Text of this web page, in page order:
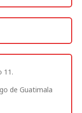
11.
de Guatimala